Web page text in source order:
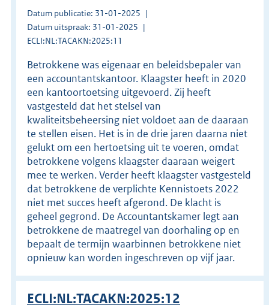
Datum publicatie: 31-01-2025
Datum uitspraak: 31-01-2025
ECLI:NL:TACAKN:2025:11
Betrokkene was eigenaar en beleidsbepaler van
een accountantskantoor. Klaagster heeft in 2020
een kantoortoetsing uitgevoerd. Zij heeft
vastgesteld dat het stelsel van
kwaliteitsbeheersing niet voldoet aan de daaraan
te stellen eisen. Het is in de drie jaren daarna niet
gelukt om een hertoetsing uit te voeren, omdat
betrokkene volgens klaagster daaraan weigert
mee te werken. Verder heeft klaagster vastgesteld
dat betrokkene de verplichte Kennistoets 2022
niet met succes heeft afgerond. De klacht is
geheel gegrond. De Accountantskamer legt aan
betrokkene de maatregel van doorhaling op en
bepaalt de termijn waarbinnen betrokkene niet
opnieuw kan worden ingeschreven op vijf jaar.
ECLI:NL:TACAKN:2025:12